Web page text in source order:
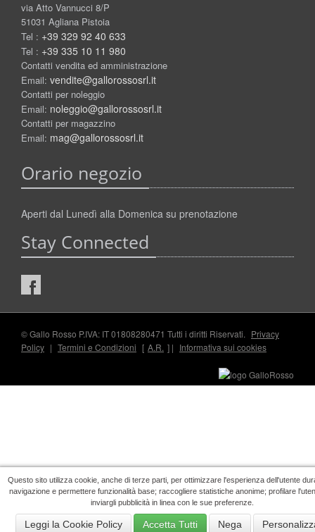
Questo sito utilizza cookie, anche di terze parti, per ottimizzare l'esperienza dell'utente
navigazione e permettere funzionalità base; raccogliere statistiche anonime; profilare
inviargli pubblicità in linea con le sue preferenze.
Leggi la Cookie Policy Accetta Tutti Nega
via Atto Vannucci 8/P
51031 Agliana Pistoia
Tel : +39 329 92 40 633
Tel : +39 335 10 11 980
Contatti vendita ed amministrazione
Email: vendite@gallorossosrl.it
Contatti per noleggio
Email: noleggio@gallorossosrl.it
Contatti per magazzino
Email: mag@gallorossosrl.it
Orario negozio
Aperti dal Lunedì alla Domenica su prenotazione
Stay Connected
© Gallo Rosso P.IVA: IT 01808280471 Tutti i diritti Riservati. Privacy
Policy | Termini e Condizioni [ A.R. ] | Informativa sui cookies